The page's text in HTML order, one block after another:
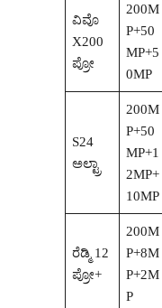
ವಿವೊ
X200
ಪ್ರೋ
200M
P+50
MP+5
0MP
S24
ಅಲ್ಟ್ರಾ
200M
P+50
MP+1
2MP+
10MP
ರೆಡ್ಮಿ 12
ಪ್ರೋ+
200M
P+8M
P+2M
P